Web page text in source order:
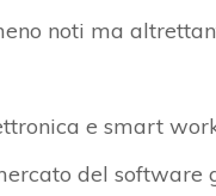
noti ma
e smart
del software